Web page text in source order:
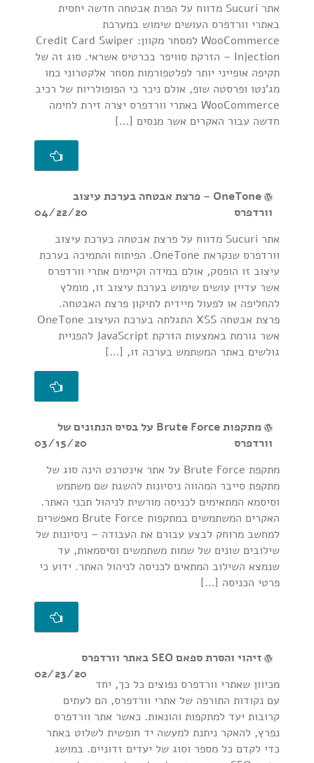
אתר Sucuri מדווח על הפרת אבטחה חדשה יחסית
באתרי וורדפרס העושים שימוש במערכת
WooCommerce למסחר מקוון: Credit Card Swiper
Injection – הזרקת סוויפר בכרטיס אשראי. סוג זה של
תקיפה אופייני יותר לפלטפורמות מסחר אלקטרוני כמו
מג'נטו ופרסטה שופ, אולם ניכר כי הפופולריות של רכיב
WooCommerce באתרי וורדפרס יצרה זירת לחימה
חדשה עבור האקרים אשר מנסים […]
OneTone – פרצת אבטחה בערכת עיצוב
וורדפרס
04/22/20
אתר Sucuri מדווח על פרצת אבטחה בערכת עיצוב
וורדפרס שנקראת OneTone. הפיתוח והתמיכה בערכת
עיצוב זו הופסק, אולם במידה וקיימים אתרי וורדפרס
אשר עדיין עושים שימוש בערכת עיצוב זו, מומלץ
להחליפה או לפעול מיידית לתיקון פרצת האבטחה.
פרצת אבטחה XSS התגלתה בערכת העיצוב OneTone
אשר גורמת באמצעות הזרקת JavaScript להפניית
גולשים באתר המשתמש בערכה זו, […]
מתקפות Brute Force על בסיס הנתונים של
וורדפרס
03/15/20
מתקפת Brute Force על אתר אינטרנט הינה סוג של
מתקפת סייבר המהווה ניסיונות להשגת שם משתמש
וסיסמא המתאימים לכניסה מורשית לניהול תכני האתר.
האקרים המשתמשים במתקפות Brute Force מאפשרים
למחשב מרוחק לבצע עבורם את העבודה – ניסיונות של
שילובים שונים של שמות משתמשים וסיסמאות, עד
שנמצא השילוב המתאים לכניסה לניהול האתר. ידוע כי
פרטי הכניסה […]
זיהוי והסרת ספאם SEO באתר וורדפרס
02/23/20
מכיוון שאתרי וורדפרס נפוצים כל כך, יחד
עם נקודות התורפה של אתרי וורדפרס, הם לעתים
קרובות יעד למתקפות והונאות. כאשר אתר וורדפרס
נפרץ, להאקר ניתנת למעשה יד חופשית לשלוט באתר
כדי לקדם כל מספר וסוג של יעדים זדוניים. במושג